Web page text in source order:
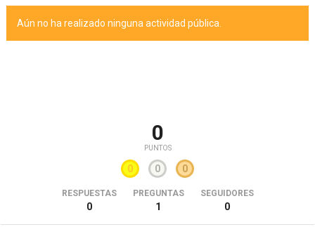
Aún no ha realizado ninguna actividad pública.
0
PUNTOS
0 0 0
RESPUESTAS
0
PREGUNTAS
1
SEGUIDORES
0